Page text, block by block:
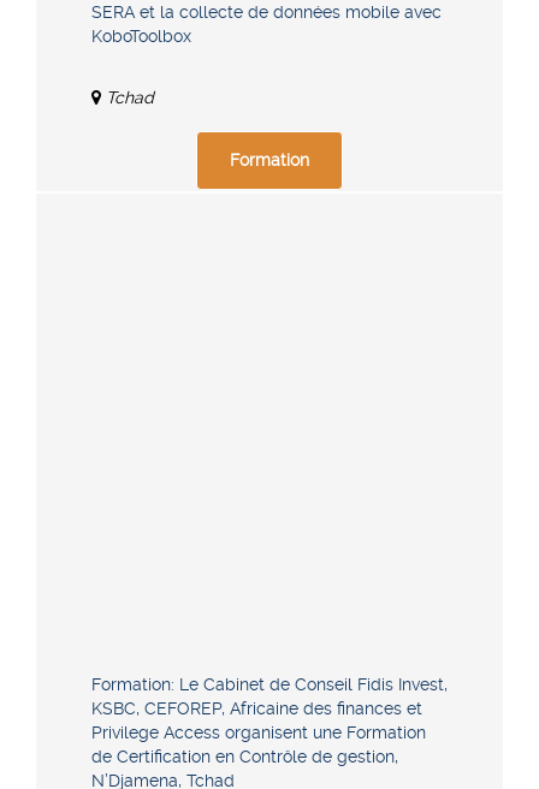
SERA et la collecte de données mobile avec
KoboToolbox
Tchad
Formation
Formation: Le Cabinet de Conseil Fidis Invest,
KSBC, CEFOREP, Africaine des finances et
Privilege Access organisent une Formation
de Certification en Contrôle de gestion,
N’Djamena, Tchad